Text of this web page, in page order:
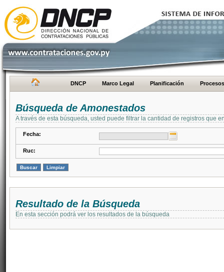
DNCP Marco Legal Planificación Procesos
Búsqueda de Amonestados
A través de esta búsqueda, usted puede filtrar la cantidad de registros que
Fecha:
Ruc:
Resultado de la Búsqueda
En esta sección podrá ver los resultados de la búsqueda